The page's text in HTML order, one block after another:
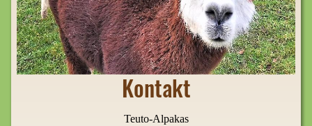
Kontakt
Teuto-Alpakas